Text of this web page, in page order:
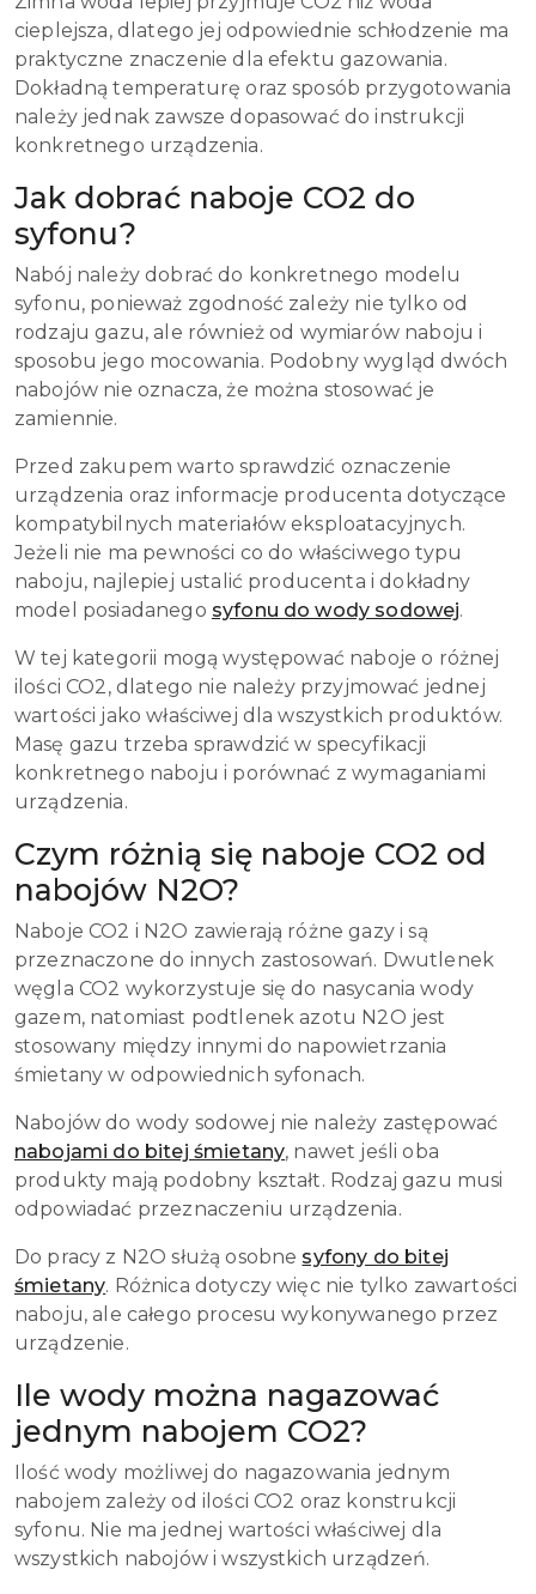
cieplejsza, dlatego jej odpowiednie schłodzenie ma
praktyczne znaczenie dla efektu gazowania.
Dokładną temperaturę oraz sposób przygotowania
należy jednak zawsze dopasować do instrukcji
konkretnego urządzenia.
Jak dobrać naboje CO2 do
syfonu?
Nabój należy dobrać do konkretnego modelu
syfonu, ponieważ zgodność zależy nie tylko od
rodzaju gazu, ale również od wymiarów naboju i
sposobu jego mocowania. Podobny wygląd dwóch
nabojów nie oznacza, że można stosować je
zamiennie.
Przed zakupem warto sprawdzić oznaczenie
urządzenia oraz informacje producenta dotyczące
kompatybilnych materiałów eksploatacyjnych.
Jeżeli nie ma pewności co do właściwego typu
naboju, najlepiej ustalić producenta i dokładny
model posiadanego syfonu do wody sodowej.
W tej kategorii mogą występować naboje o różnej
ilości CO2, dlatego nie należy przyjmować jednej
wartości jako właściwej dla wszystkich produktów.
Masę gazu trzeba sprawdzić w specyfikacji
konkretnego naboju i porównać z wymaganiami
urządzenia.
Czym różnią się naboje CO2 od
nabojów N2O?
Naboje CO2 i N2O zawierają różne gazy i są
przeznaczone do innych zastosowań. Dwutlenek
węgla CO2 wykorzystuje się do nasycania wody
gazem, natomiast podtlenek azotu N2O jest
stosowany między innymi do napowietrzania
śmietany w odpowiednich syfonach.
Nabojów do wody sodowej nie należy zastępować
nabojami do bitej śmietany, nawet jeśli oba
produkty mają podobny kształt. Rodzaj gazu musi
odpowiadać przeznaczeniu urządzenia.
Do pracy z N2O służą osobne syfony do bitej
śmietany. Różnica dotyczy więc nie tylko zawartości
naboju, ale całego procesu wykonywanego przez
urządzenie.
Ile wody można nagazować
jednym nabojem CO2?
Ilość wody możliwej do nagazowania jednym
nabojem zależy od ilości CO2 oraz konstrukcji
syfonu. Nie ma jednej wartości właściwej dla
wszystkich nabojów i wszystkich urządzeń.